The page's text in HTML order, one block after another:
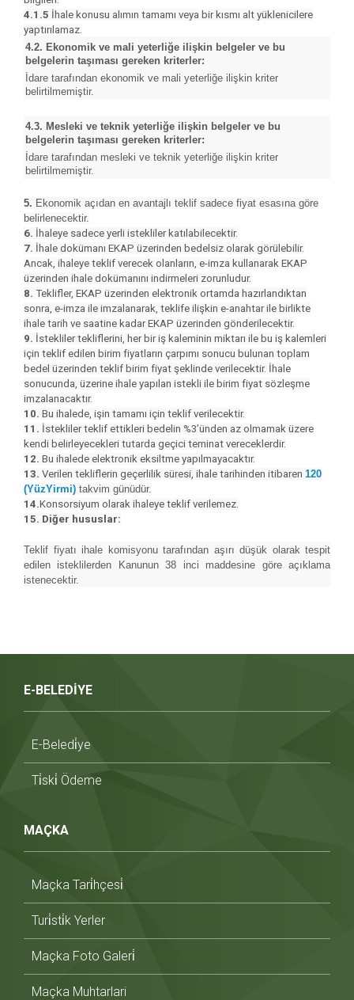
4.1.5 İhale konusu alımın tamamı veya bir kısmı alt yüklenicilere
yaptırılamaz.
4.2. Ekonomik ve mali yeterliğe ilişkin belgeler ve bu
belgelerin taşıması gereken kriterler:
İdare tarafından ekonomik ve mali yeterliğe ilişkin kriter
belirtilmemiştir.
4.3. Mesleki ve teknik yeterliğe ilişkin belgeler ve bu
belgelerin taşıması gereken kriterler:
İdare tarafından mesleki ve teknik yeterliğe ilişkin kriter
belirtilmemiştir.
5. Ekonomik açıdan en avantajlı teklif sadece fiyat esasına göre
belirlenecektir.
6. İhaleye sadece yerli istekliler katılabilecektir.
7. İhale dokümanı EKAP üzerinden bedelsiz olarak görülebilir.
Ancak, ihaleye teklif verecek olanların, e-imza kullanarak EKAP
üzerinden ihale dokümanını indirmeleri zorunludur.
8. Teklifler, EKAP üzerinden elektronik ortamda hazırlandıktan
sonra, e-imza ile imzalanarak, teklife ilişkin e-anahtar ile birlikte
ihale tarih ve saatine kadar EKAP üzerinden gönderilecektir.
9. İstekliler tekliflerini, her bir iş kaleminin miktarı ile bu iş kalemleri
için teklif edilen birim fiyatların çarpımı sonucu bulunan toplam
bedel üzerinden teklif birim fiyat şeklinde verilecektir. İhale
sonucunda, üzerine ihale yapılan istekli ile birim fiyat sözleşme
imzalanacaktır.
10. Bu ihalede, işin tamamı için teklif verilecektir.
11. İstekliler teklif ettikleri bedelin %3’ünden az olmamak üzere
kendi belirleyecekleri tutarda geçici teminat vereceklerdir.
12. Bu ihalede elektronik eksiltme yapılmayacaktır.
13. Verilen tekliflerin geçerlilik süresi, ihale tarihinden itibaren 120
(YüzYirmi) takvim günüdür.
14.Konsorsiyum olarak ihaleye teklif verilemez.
15. Diğer hususlar:
Teklif fiyatı ihale komisyonu tarafından aşırı düşük olarak tespit
edilen isteklilerden Kanunun 38 inci maddesine göre açıklama
istenecektir.
E-BELEDİYE
E-Beledi̇ye
Ti̇ski̇ Ödeme
MAÇKA
Maçka Tari̇hçesi̇
Turi̇sti̇k Yerler
Maçka Foto Galeri̇
Maçka Muhtarlari